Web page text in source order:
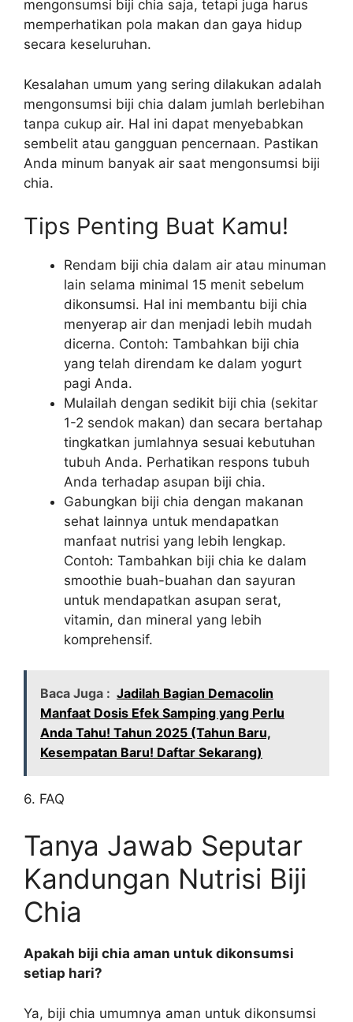
mengonsumsi biji chia saja, tetapi juga harus
memperhatikan pola makan dan gaya hidup
secara keseluruhan.
Kesalahan umum yang sering dilakukan adalah
mengonsumsi biji chia dalam jumlah berlebihan
tanpa cukup air. Hal ini dapat menyebabkan
sembelit atau gangguan pencernaan. Pastikan
Anda minum banyak air saat mengonsumsi biji
chia.
Tips Penting Buat Kamu!
Rendam biji chia dalam air atau minuman
lain selama minimal 15 menit sebelum
dikonsumsi. Hal ini membantu biji chia
menyerap air dan menjadi lebih mudah
dicerna. Contoh: Tambahkan biji chia
yang telah direndam ke dalam yogurt
pagi Anda.
Mulailah dengan sedikit biji chia (sekitar
1-2 sendok makan) dan secara bertahap
tingkatkan jumlahnya sesuai kebutuhan
tubuh Anda. Perhatikan respons tubuh
Anda terhadap asupan biji chia.
Gabungkan biji chia dengan makanan
sehat lainnya untuk mendapatkan
manfaat nutrisi yang lebih lengkap.
Contoh: Tambahkan biji chia ke dalam
smoothie buah-buahan dan sayuran
untuk mendapatkan asupan serat,
vitamin, dan mineral yang lebih
komprehensif.
Baca Juga : Jadilah Bagian Demacolin
Manfaat Dosis Efek Samping yang Perlu
Anda Tahu! Tahun 2025 (Tahun Baru,
Kesempatan Baru! Daftar Sekarang)
6. FAQ
Tanya Jawab Seputar
Kandungan Nutrisi Biji
Chia
Apakah biji chia aman untuk dikonsumsi
setiap hari?
Ya, biji chia umumnya aman untuk dikonsumsi